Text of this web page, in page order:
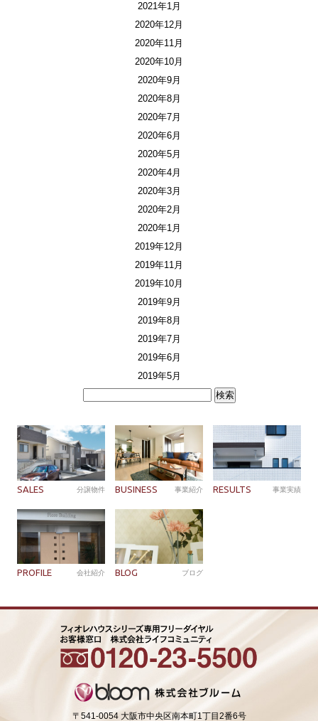
2021年1月
2020年12月
2020年11月
2020年10月
2020年9月
2020年8月
2020年7月
2020年6月
2020年5月
2020年4月
2020年3月
2020年2月
2020年1月
2019年12月
2019年11月
2019年10月
2019年9月
2019年8月
2019年7月
2019年6月
2019年5月
SALES 分譲物件 BUSINESS 事業紹介 RESULTS 事業実績
PROFILE 会社紹介 BLOG ブログ
〒541-0054 大阪市中央区南本町1丁目2番6号